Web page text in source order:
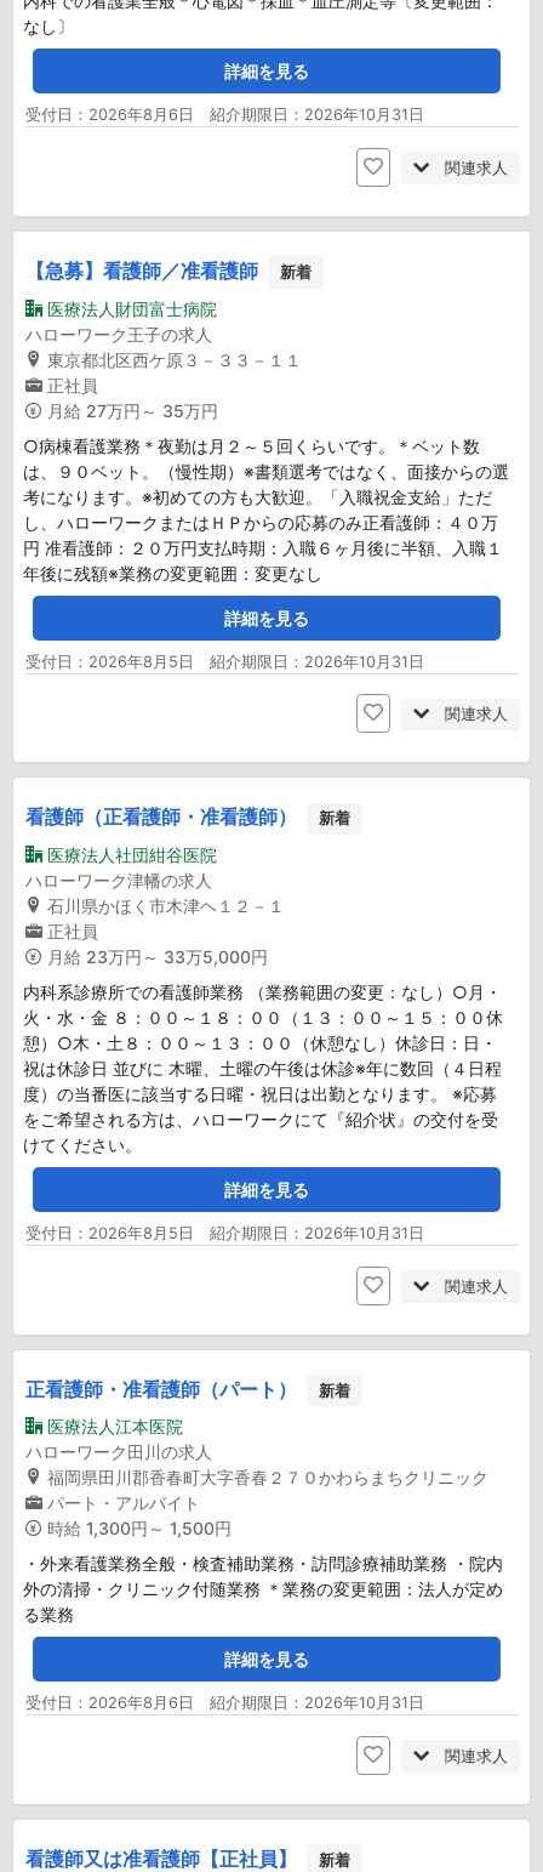
なし〕
詳細を見る
受付日：2026年8月6日 紹介期限日：2026年10月31日
関連求人
【急募】看護師／准看護師 新着
医療法人財団富士病院
ハローワーク王子の求人
東京都北区西ケ原３－３３－１１
正社員
月給 27万円～ 35万円
○病棟看護業務＊夜勤は月２～５回くらいです。＊ベット数
は、９０ベット。（慢性期）※書類選考ではなく、面接からの選
考になります。※初めての方も大歓迎。「入職祝金支給」ただ
し、ハローワークまたはＨＰからの応募のみ正看護師：４０万
円 准看護師：２０万円支払時期：入職６ヶ月後に半額、入職１
年後に残額※業務の変更範囲：変更なし
詳細を見る
受付日：2026年8月5日 紹介期限日：2026年10月31日
関連求人
看護師（正看護師・准看護師） 新着
医療法人社団紺谷医院
ハローワーク津幡の求人
石川県かほく市木津ヘ１２－１
正社員
月給 23万円～ 33万5,000円
内科系診療所での看護師業務 （業務範囲の変更：なし）○月・
火・水・金 ８：００～１８：００（１３：００～１５：００休
憩）○木・土８：００～１３：００（休憩なし）休診日：日・
祝は休診日 並びに 木曜、土曜の午後は休診※年に数回（４日程
度）の当番医に該当する日曜・祝日は出勤となります。 ※応募
をご希望される方は、ハローワークにて『紹介状』の交付を受
けてください。
詳細を見る
受付日：2026年8月5日 紹介期限日：2026年10月31日
関連求人
正看護師・准看護師（パート） 新着
医療法人江本医院
ハローワーク田川の求人
福岡県田川郡香春町大字香春２７０かわらまちクリニック
パート・アルバイト
時給 1,300円～ 1,500円
・外来看護業務全般・検査補助業務・訪問診療補助業務 ・院内
外の清掃・クリニック付随業務 ＊業務の変更範囲：法人が定め
る業務
詳細を見る
受付日：2026年8月6日 紹介期限日：2026年10月31日
関連求人
看護師又は准看護師【正社員】 新着